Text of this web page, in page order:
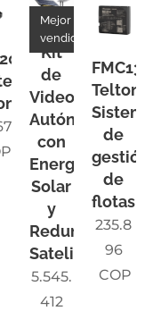
Kit
de
Autónomo
con
Energía
Solar
y
Redundancia
Satelital
Mejor
vendido
5.545.
412
de
de
flotas
235.8
96
COP